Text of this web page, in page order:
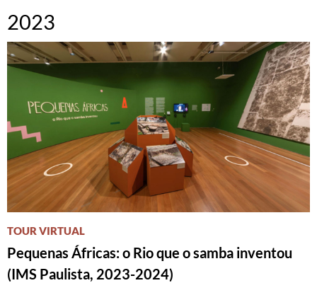
2023
TOUR VIRTUAL
Pequenas Áfricas: o Rio que o samba inventou
(IMS Paulista, 2023-2024)